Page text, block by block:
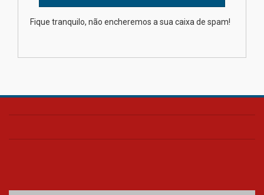
Mackenzie promove parcerias
Fique tranquilo, não encheremos a sua caixa de spam!